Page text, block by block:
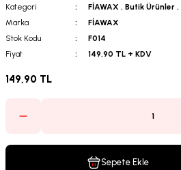
Kategori FİAWAX ,Butik Ürünler ,
Marka
FİAWAX
Stok Kodu
F014
Fiyat
149,90 TL + KDV
149,90 TL
Sepete Ekle